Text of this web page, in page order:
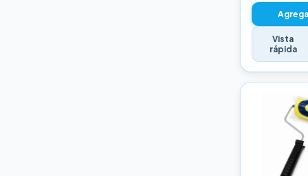
Vista
rápida